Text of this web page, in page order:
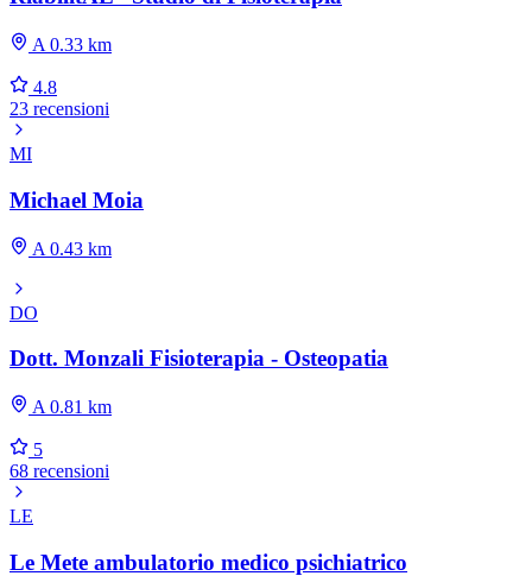
A 0.33 km
4.8
23 recensioni
MI
Michael Moia
A 0.43 km
DO
Dott. Monzali Fisioterapia - Osteopatia
A 0.81 km
5
68 recensioni
LE
Le Mete ambulatorio medico psichiatrico